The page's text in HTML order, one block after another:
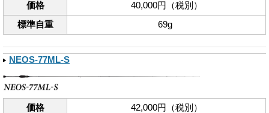
価格
40,000円（税別）
標準自重
69g
NEOS-77ML-S
価格
42,000円（税別）